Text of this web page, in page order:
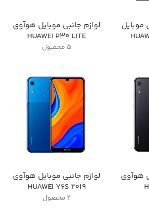
موبایل
لوازم جانبی موبایل هوآوی
HUAWEI P30 LITE
5 محصول
هوآوی
لوازم جانبی موبایل هوآوی
HUAWEI Y6S 2019
2 محصول